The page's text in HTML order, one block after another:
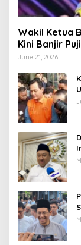
Wakil Ketua
June 21, 2026